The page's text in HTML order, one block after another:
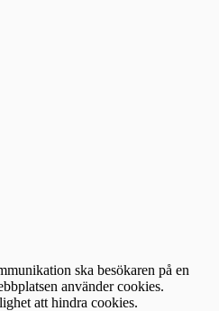
ska besökaren på en
använder cookies.
att hindra cookies.